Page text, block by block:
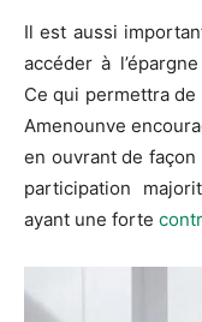
Il est aussi
accéder à
Ce qui permettra
Amenounve
en ouvrant de
participation
ayant une forte